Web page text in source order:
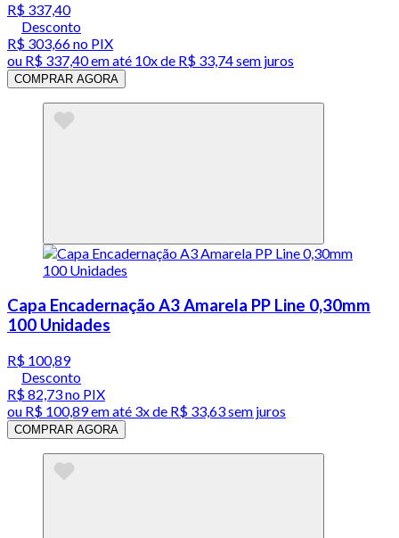
R$ 337,40
Desconto
R$ 303,66no PIX
ou R$ 337,40em até 10x de R$ 33,74 sem juros
COMPRAR AGORA
Capa Encadernação A3 Amarela PP Line 0,30mm
100 Unidades
R$ 100,89
Desconto
R$ 82,73no PIX
ou R$ 100,89em até 3x de R$ 33,63 sem juros
COMPRAR AGORA